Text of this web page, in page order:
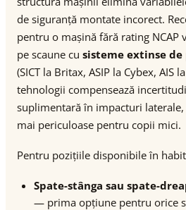
de siguranță montate incorect.
pentru o mașină fără rating NCAP
pe scaune cu sisteme extinse
(SICT la Britax, ASIP la Cybex, AIS
tehnologii compensează
suplimentară în impacturi
mai periculoase pentru copii mici.
Pentru pozițiile disponibile în
Spate-stânga sau spate-
— prima opțiune pentru orice